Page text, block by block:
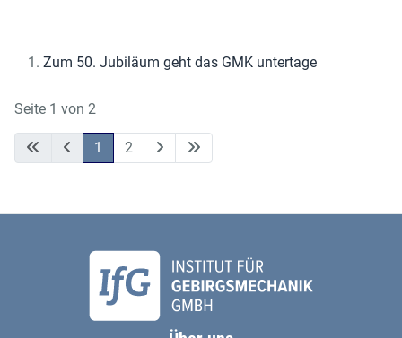
Zum 50. Jubiläum geht das GMK untertage
Seite 1 von 2
1 2